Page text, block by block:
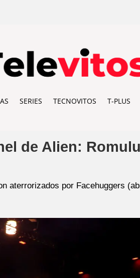
SERIES TECNOVITOS T-PLUS
de Alien:
aterrorizados por Facehuggers